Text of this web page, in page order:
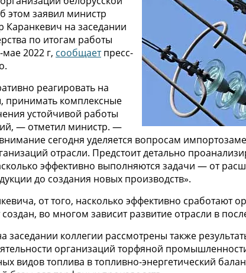
этом заявил министр
Каранкевич на заседании
по итогам работы
2022 г, сообщаетпресс-
реагировать на
принимать комплексные
устойчивой работы
— отметил министр. —
сегодня уделяется вопросам
отрасли. Предстоит детально
эффективно выполняются задачи — от
до создания новых производств».
от того, насколько эффективно сработают
создан, во многом зависит развитие отрасли в
заседании коллегии рассмотрены также
организаций торфяной
видов топлива в топливно-энергетический